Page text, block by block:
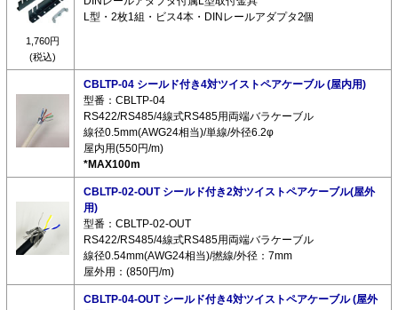
1,760円
(税込)
L型・2枚1組・ビス4本・DINレールアダプタ2個
CBLTP-04 シールド付き4対ツイストペアケーブル (屋内用)
型番：CBLTP-04
RS422/RS485/4線式RS485用両端バラケーブル
線径0.5mm(AWG24相当)/単線/外径6.2φ
屋内用(550円/m)
*MAX100m
CBLTP-02-OUT シールド付き2対ツイストペアケーブル(屋外
用)
型番：CBLTP-02-OUT
RS422/RS485/4線式RS485用両端バラケーブル
線径0.54mm(AWG24相当)/撚線/外径：7mm
屋外用：(850円/m)
CBLTP-04-OUT シールド付き4対ツイストペアケーブル (屋外